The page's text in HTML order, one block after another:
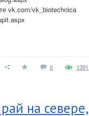
vk.com/vk_biotechnica
0 1391
на